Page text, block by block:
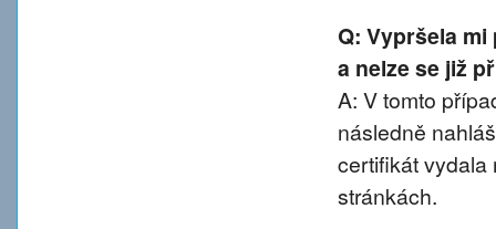
Q: Vypršela
a nelze se již
A: V tomto
následně
certifikát vydala
stránkách.